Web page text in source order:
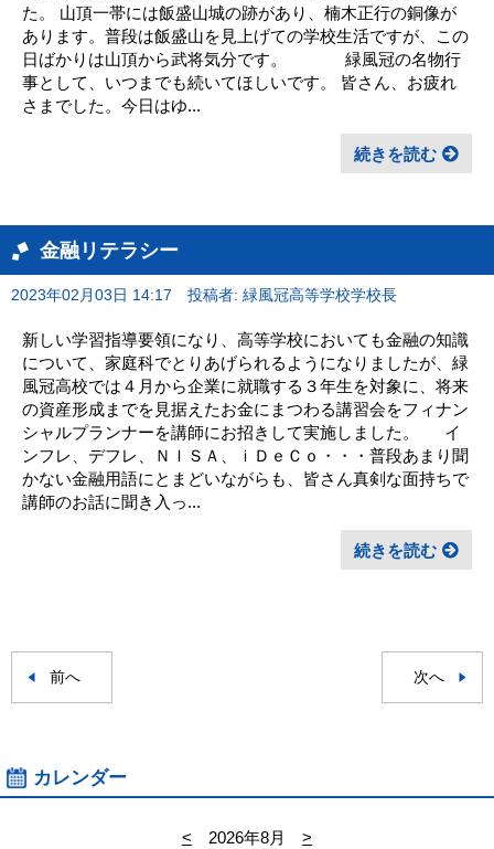
た。 山頂一帯には飯盛山城の跡があり、楠木正行の銅像が
あります。普段は飯盛山を見上げての学校生活ですが、この
日ばかりは山頂から武将気分です。 緑風冠の名物行
事として、いつまでも続いてほしいです。 皆さん、お疲れ
さまでした。今日はゆ...
続きを読む
金融リテラシー
2023年02月03日 14:17 投稿者: 緑風冠高等学校学校長
新しい学習指導要領になり、高等学校においても金融の知識
について、家庭科でとりあげられるようになりましたが、緑
風冠高校では４月から企業に就職する３年生を対象に、将来
の資産形成までを見据えたお金にまつわる講習会をフィナン
シャルプランナーを講師にお招きして実施しました。 イ
ンフレ、デフレ、ＮＩＳＡ、ｉＤｅＣｏ・・・普段あまり聞
かない金融用語にとまどいながらも、皆さん真剣な面持ちで
講師のお話に聞き入っ...
続きを読む
前へ 次へ
カレンダー
< 2026年8月
>